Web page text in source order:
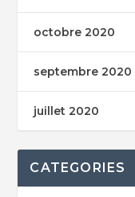
octobre 2020
septembre 2020
juillet 2020
CATEGORIES